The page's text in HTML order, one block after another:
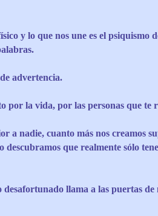
y lo que nos une es el psiquismo
advertencia.
por la vida, por las personas que te
a nadie, cuanto más nos creamos
descubramos que realmente sólo
desafortunado llama a las puertas